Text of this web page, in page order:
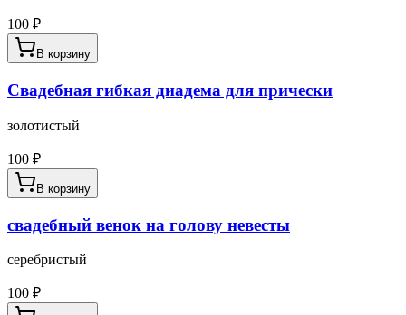
100 ₽
В корзину
Свадебная гибкая диадема для прически
золотистый
100 ₽
В корзину
свадебный венок на голову невесты
серебристый
100 ₽